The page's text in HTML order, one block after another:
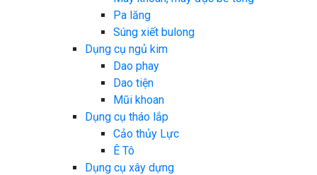
Pa lăng
Súng xiết bulong
Dụng cụ ngủ kim
Dao phay
Dao tiện
Mũi khoan
Dụng cụ tháo lắp
Cảo thủy Lực
Ê Tô
Dụng cụ xây dựng